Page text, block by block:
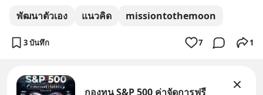
พัฒนาตัวเอง แนวคิด missiontothemoon
3 บันทึก 7 1
กองทุน S&P 500 ค่าจัดการฟรี